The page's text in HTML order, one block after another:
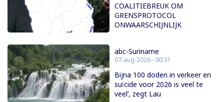
COALITIEBREUK OM
GRENSPROTOCOL
ONWAARSCHIJNLIJK
abc-Suriname
07-aug-2026 - 00:31
Bijna 100 doden in verkeer en
suïcide voor 2026 is veel te
veel’, zegt Lau